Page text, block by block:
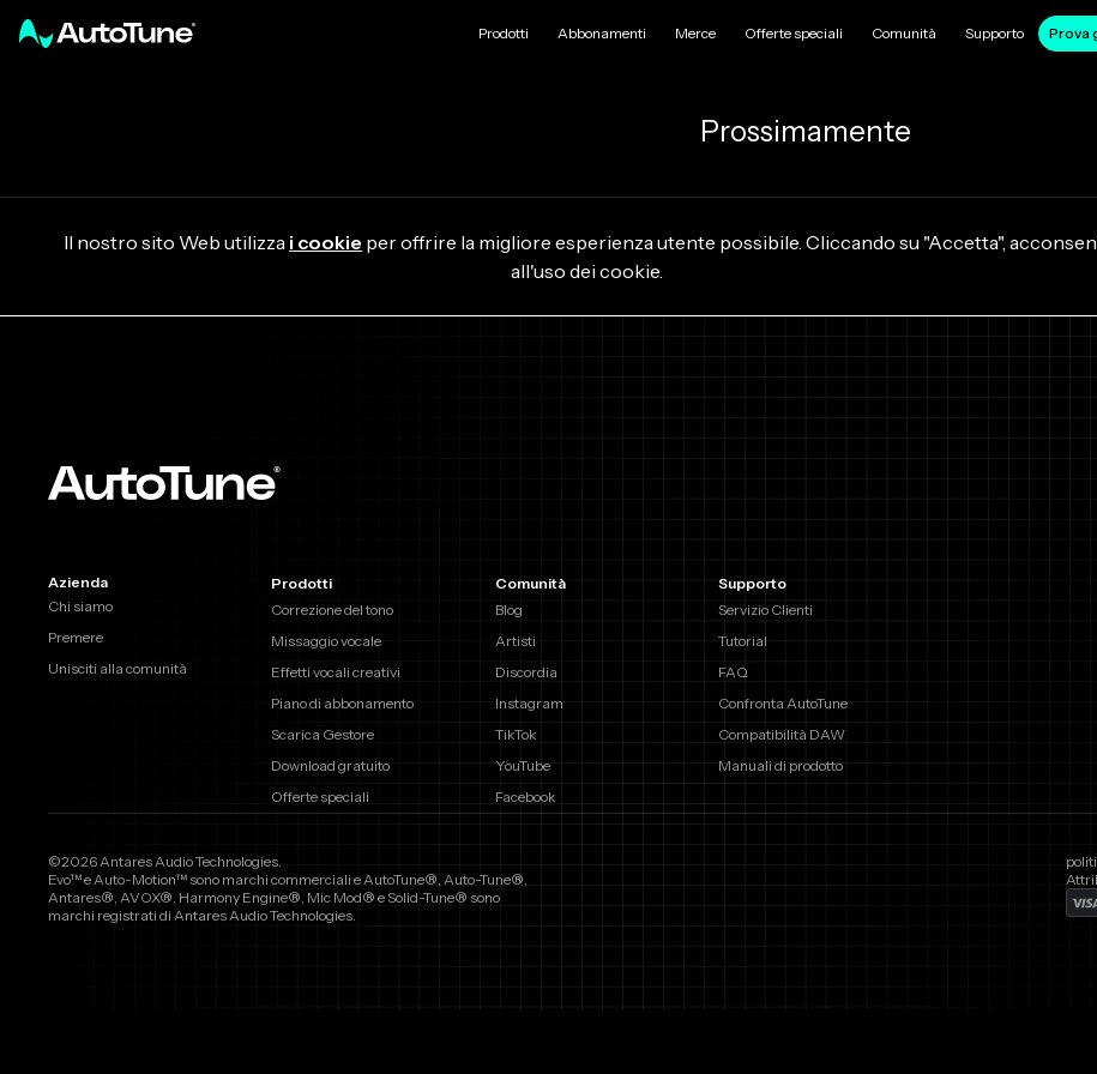
Prodotti Abbonamenti Merce Offerte speciali Comunità Supporto Prova
Prossimamente
Il nostro sito Web utilizza i cookie per offrire la migliore esperienza utente possibile. Cliccando su "Accetta",
all'uso dei cookie.
Azienda
Chi siamo
Premere
Unisciti alla comunità
Prodotti
Correzione del tono
Missaggio vocale
Effetti vocali creativi
Piano di abbonamento
Scarica Gestore
Download gratuito
Offerte speciali
Comunità
Blog
Artisti
Discordia
Instagram
TikTok
YouTube
Facebook
Supporto
Servizio Clienti
Tutorial
FAQ
Confronta AutoTune
Compatibilità DAW
Manuali di prodotto
©2026 Antares Audio Technologies.
Evo™ e Auto-Motion™ sono marchi commerciali e AutoTune®, Auto-Tune®,
Antares®, AVOX®, Harmony Engine®, Mic Mod® e Solid-Tune® sono
marchi registrati di Antares Audio Technologies.